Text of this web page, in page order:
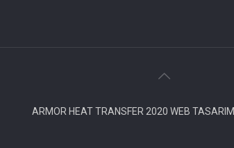
ARMOR HEAT TRANSFER 2020 WEB TASARIM